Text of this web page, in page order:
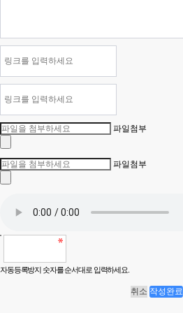
파일첨부
파일첨부
자동등록방지 숫자를 순서대로 입력하세요.
취소 작성완료